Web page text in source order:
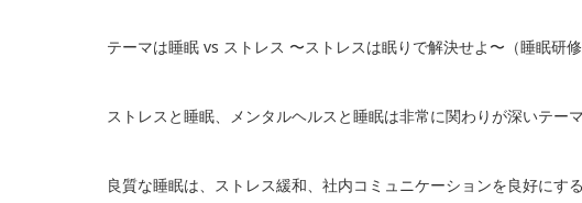
テーマは睡眠 vs ストレス 〜ストレスは眠りで解決せよ〜（睡眠研修
ストレスと睡眠、メンタルヘルスと睡眠は非常に関わりが深いテーマ
良質な睡眠は、ストレス緩和、社内コミュニケーションを良好にする